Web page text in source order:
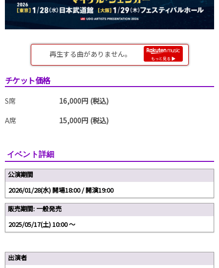
チケット価格
S席
16,000円 (税込)
A席
15,000円 (税込)
イベント詳細
公演期間
2026/01/28(水) 開場18:00 / 開演19:00
販売期間: 一般発売
2025/05/17(土) 10:00 〜
出演者